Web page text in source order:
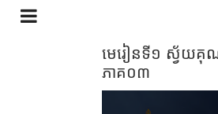
រំលងទៅកាន់មាតិកាមេ
មេរៀនទី១ ស្វ័យ
ភាគ០៣